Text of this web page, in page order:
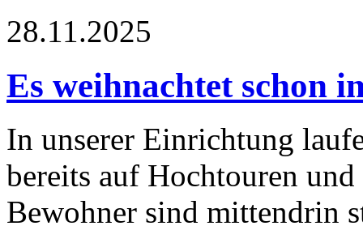
28.11.2025
Es weihnachtet schon
In unserer Einrichtung
bereits auf Hochtouren
Bewohner sind mittendrin